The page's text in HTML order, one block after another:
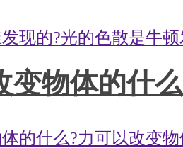
现的?光的色散是牛
变物体的什
的什么?力可以改变